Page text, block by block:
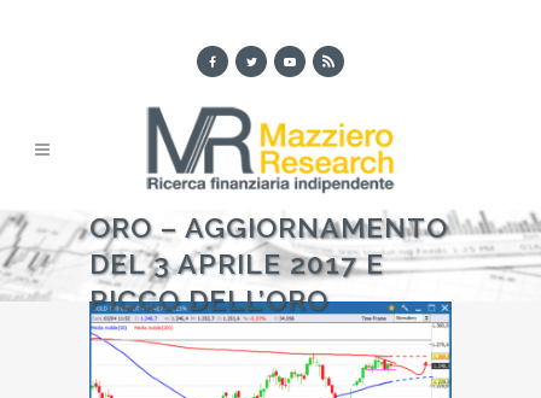
ORO – AGGIORNAMENTO
DEL 3 APRILE 2017 E
PICCO DELL’ORO